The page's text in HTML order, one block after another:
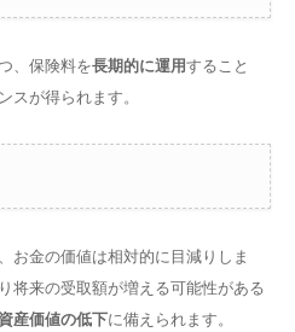
、保険料を長期的に運用すること
スが得られます。
お金の価値は相対的に目減りしま
将来の受取額が増える可能性がある
産価値の低下に備えられます。